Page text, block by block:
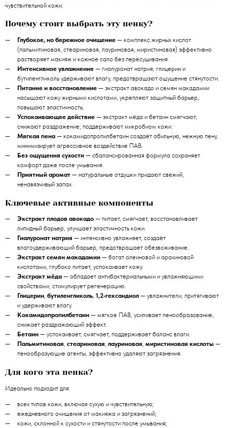
чувствительной кожи.
Почему стоит выбрать эту пенку?
Глубокое, но бережное очищение — комплекс жирных кислот
(пальмитиновая, стеариновая, лауриновая, миристиновая) эффективно
растворяет макияж и кожное сало без пересушивания.
Интенсивное увлажнение — гиалуронат натрия, глицерин и
бутиленгликоль удерживают влагу, предотвращают ощущение стянутости.
Питание и восстановление — экстракт авокадо и семян макадамии
насыщают кожу жирными кислотами, укрепляют защитный барьер,
повышают эластичность.
Успокаивающее действие — экстракт мёда и бетаин смягчают,
снижают раздражение, поддерживают микробиом кожи.
Мягкая пена — кокамидопропилбетаин создаёт обильную, нежную пену,
минимизирует агрессивное воздействие ПАВ.
Без ощущения сухости — сбалансированная формула сохраняет
комфорт даже после умывания.
Приятный аромат — натуральные отдушки придают свежий,
ненавязчивый запах.
Ключевые активные компоненты
Экстракт плодов авокадо — питает, смягчает, восстанавливает
липидный барьер, улучшает эластичность кожи.
Гиалуронат натрия — интенсивно увлажняет, создаёт
влагоудерживающий барьер, предотвращает обезвоживание.
Экстракт семян макадамии — богат олеиновой и арахиновой
кислотами, глубоко питает, успокаивает кожу.
Экстракт мёда — обладает антибактериальными и увлажняющими
свойствами, стимулирует регенерацию.
Глицерин, бутиленгликоль, 1,2‑гександиол — увлажнители, притягивают
и удерживают влагу.
Кокамидопропилбетаин — мягкое ПАВ, усиливает пенообразование,
снижает раздражающий эффект.
Бетаин — успокаивает, смягчает, поддерживает баланс влаги.
Пальмитиновая, стеариновая, лауриновая, миристиновая кислоты —
пенообразующие агенты, эффективно удаляют загрязнения.
Для кого эта пенка?
Идеально подходит для:
всех типов кожи, включая сухую и чувствительную;
ежедневного очищения от макияжа и загрязнений;
кожи, склонной к сухости и стянутости после умывания;